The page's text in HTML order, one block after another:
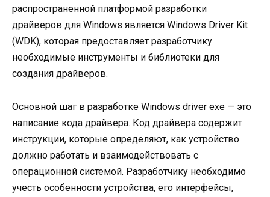
распространенной платформой разработки
драйверов для Windows является Windows Driver Kit
(WDK), которая предоставляет разработчику
необходимые инструменты и библиотеки для
создания драйверов.
Основной шаг в разработке Windows driver exe — это
написание кода драйвера. Код драйвера содержит
инструкции, которые определяют, как устройство
должно работать и взаимодействовать с
операционной системой. Разработчику необходимо
учесть особенности устройства, его интерфейсы,